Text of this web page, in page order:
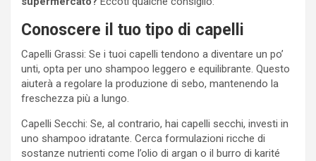
Conoscere il tuo tipo di capelli
Capelli Grassi: Se i tuoi capelli tendono a diventare un po’
unti, opta per uno shampoo leggero e equilibrante. Questo
aiuterà a regolare la produzione di sebo, mantenendo la
freschezza più a lungo.
Capelli Secchi: Se, al contrario, hai capelli secchi, investi in
uno shampoo idratante. Cerca formulazioni ricche di
sostanze nutrienti come l’olio di argan o il burro di karité